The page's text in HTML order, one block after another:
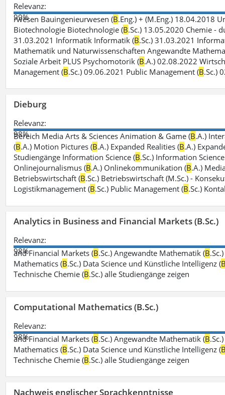
Relevanz:
99%
rwesen Bauingenieurwesen (B.Eng.) + (M.Eng.) 18.04.2018
Biotechnologie Biotechnologie (B.Sc.) 13.05.2020 Chemie -
31.03.2021 Informatik Informatik (B.Sc.) 31.03.2021
Mathematik und Naturwissenschaften Angewandte
Soziale Arbeit PLUS Psychomotorik (B.A.) 02.08.2022
Management (B.Sc.) 09.06.2021 Public Management (B.Sc.)
Dieburg
Relevanz:
98%
Bereich Media Arts & Sciences Animation & Game (B.A.)
(B.A.) Motion Pictures (B.A.) Expanded Realities (B.A.)
Studiengänge Information Science (B.Sc.) Information
Onlinejournalismus (B.A.) Onlinekommunikation (B.A.)
Betriebswirtschaft (B.Sc.) Betriebswirtschaft (M.Sc.) -
Logistikmanagement (B.Sc.) Public Management (B.Sc.)
Analytics in Business and Financial Markets (B.Sc.)
Relevanz:
98%
and Financial Markets (B.Sc.) Angewandte Mathematik (B
Mathematics (B.Sc.) Data Science und Künstliche Intelligenz (
Technische Chemie (B.Sc.) alle Studiengänge zeigen
Computational Mathematics (B.Sc.)
Relevanz:
98%
and Financial Markets (B.Sc.) Angewandte Mathematik (B
Mathematics (B.Sc.) Data Science und Künstliche Intelligenz (
Technische Chemie (B.Sc.) alle Studiengänge zeigen
Nachweis englischer Sprachkenntnisse